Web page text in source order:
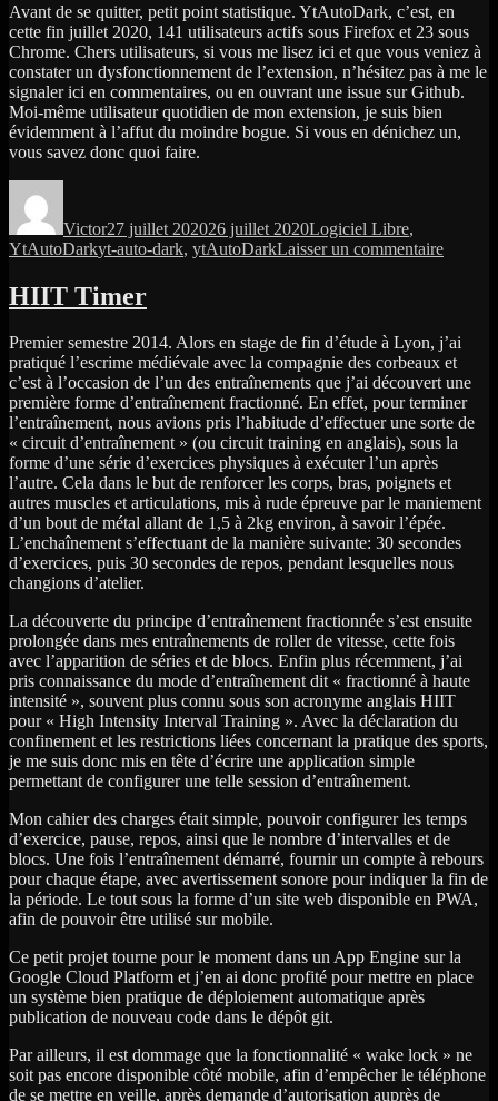
Avant de se quitter, petit point statistique. YtAutoDark, c’est, en
cette fin juillet 2020, 141 utilisateurs actifs sous Firefox et 23 sous
Chrome. Chers utilisateurs, si vous me lisez ici et que vous veniez à
constater un dysfonctionnement de l’extension, n’hésitez pas à me le
signaler ici en commentaires, ou en ouvrant une issue sur Github.
Moi-même utilisateur quotidien de mon extension, je suis bien
évidemment à l’affut du moindre bogue. Si vous en dénichez un,
vous savez donc quoi faire.
Victor27 juillet 202026 juillet 2020Logiciel Libre,
YtAutoDarkÉtiquettes
yt-auto-dark, ytAutoDarkLaisser un commentairesur
HIIT Timer
Premier semestre 2014. Alors en stage de fin d’étude à Lyon, j’ai
pratiqué l’escrime médiévale avec la compagnie des corbeaux et
c’est à l’occasion de l’un des entraînements que j’ai découvert une
première forme d’entraînement fractionné. En effet, pour terminer
l’entraînement, nous avions pris l’habitude d’effectuer une sorte de
« circuit d’entraînement » (ou circuit training en anglais), sous la
forme d’une série d’exercices physiques à exécuter l’un après
l’autre. Cela dans le but de renforcer les corps, bras, poignets et
autres muscles et articulations, mis à rude épreuve par le maniement
d’un bout de métal allant de 1,5 à 2kg environ, à savoir l’épée.
L’enchaînement s’effectuant de la manière suivante: 30 secondes
d’exercices, puis 30 secondes de repos, pendant lesquelles nous
changions d’atelier.
La découverte du principe d’entraînement fractionnée s’est ensuite
prolongée dans mes entraînements de roller de vitesse, cette fois
avec l’apparition de séries et de blocs. Enfin plus récemment, j’ai
pris connaissance du mode d’entraînement dit « fractionné à haute
intensité », souvent plus connu sous son acronyme anglais HIIT
pour « High Intensity Interval Training ». Avec la déclaration du
confinement et les restrictions liées concernant la pratique des sports,
je me suis donc mis en tête d’écrire une application simple
permettant de configurer une telle session d’entraînement.
Mon cahier des charges était simple, pouvoir configurer les temps
d’exercice, pause, repos, ainsi que le nombre d’intervalles et de
blocs. Une fois l’entraînement démarré, fournir un compte à rebours
pour chaque étape, avec avertissement sonore pour indiquer la fin de
la période. Le tout sous la forme d’un site web disponible en PWA,
afin de pouvoir être utilisé sur mobile.
Ce petit projet tourne pour le moment dans un App Engine sur la
Google Cloud Platform et j’en ai donc profité pour mettre en place
un système bien pratique de déploiement automatique après
publication de nouveau code dans le dépôt git.
Par ailleurs, il est dommage que la fonctionnalité « wake lock » ne
soit pas encore disponible côté mobile, afin d’empêcher le téléphone
de se mettre en veille, après demande d’autorisation auprès de